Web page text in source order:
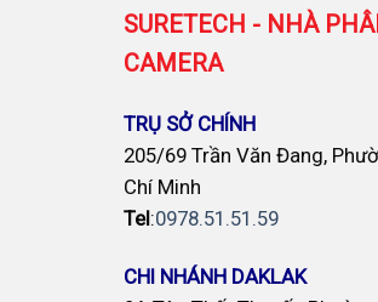
SURETECH - NHÀ
CAMERA
TRỤ SỞ CHÍNH
205/69 Trần Văn Đang,
Chí Minh
Tel:0978.51.51.59
CHI NHÁNH DAKLAK